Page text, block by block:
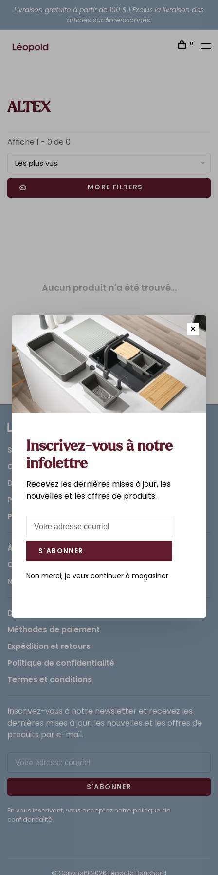
Livraison gratuite à partir de 100 $ | Exclus la livraison des
articles surdimensionnés.
0
ALTEX
Affiche 1 - 0 de 0
Les plus vus
MORE FILTERS
Aucun produit n'a été trouvé...
Salle de bain
Cuisine
Décorations et Accessoires
Peintures
Pièces
À propos de Léopold
Carrières
Nous contacter
Demande de service
Méthodes de paiement
Expédition et retours
Politique de confidentialité
Termes et conditions
Inscrivez-vous à notre newsletter et recevez les
dernières mises à jour, les nouvelles et les offres de
produits par e-mail.
S'ABONNER
En vous inscrivant, vous acceptez notre politique de
confidentialité.
© Copyright 2026 Léopold Bouchard
✕
Inscrivez-vous à notre
infolettre
Recevez les dernières mises à jour, les
nouvelles et les offres de produits.
S'ABONNER
Non merci, je veux continuer à magasiner